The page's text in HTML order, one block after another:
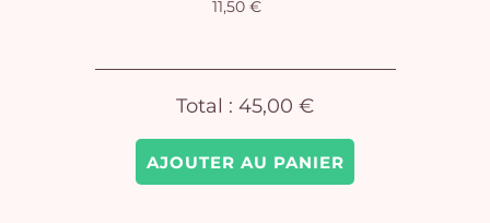
AJOUTER AU PANIER
11,50 €
Total : 45,00 €